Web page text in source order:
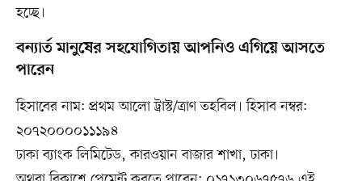
হচ্ছে।
বন্যার্ত মানুষের সহযোগিতায় আপনিও এগিয়ে আসতে
পারেন
হিসাবের নাম: প্রথম আলো ট্রাস্ট/ত্রাণ তহবিল। হিসাব নম্বর:
২০৭২০০০০১১১৯৪
ঢাকা ব্যাংক লিমিটেড, কারওয়ান বাজার শাখা, ঢাকা।